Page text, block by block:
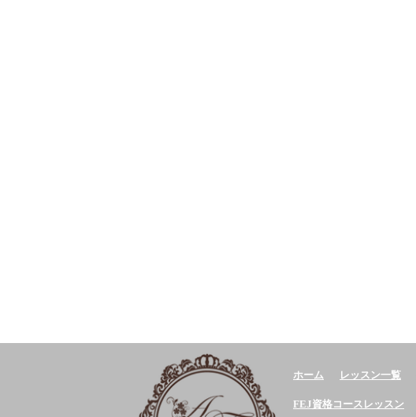
ホーム レッスン一覧
FEJ資格コースレッスン